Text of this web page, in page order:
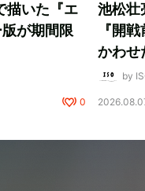
描いた『エ
が期間限
0
池松壮
『開
かわせ
by